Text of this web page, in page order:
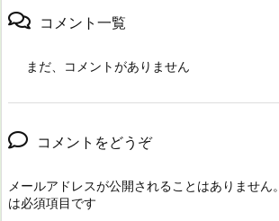
コメント一覧
まだ、コメントがありません
コメントをどうぞ
メールアドレスが公開されることはありません。
は必須項目です